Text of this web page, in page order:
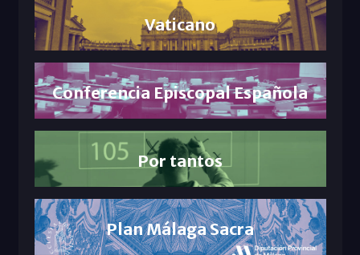
Vaticano
Conferencia Episcopal Española
Por tantos
Plan Málaga Sacra